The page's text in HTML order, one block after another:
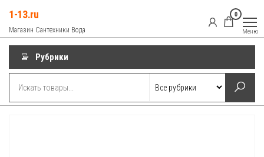
содержимому
1-13.ru
Магазин Сантехники Вода
0
Меню
Рубрики